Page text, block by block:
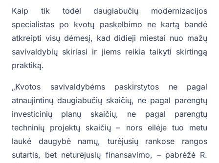
Kaip tik todėl daugiabučių modernizacijos
specialistas po kvotų paskelbimo ne kartą bandė
atkreipti visų dėmesį, kad didieji miestai nuo mažų
savivaldybių skiriasi ir jiems reikia taikyti skirtingą
praktiką.
„Kvotos savivaldybėms paskirstytos ne pagal
atnaujintinų daugiabučių skaičių, ne pagal parengtų
investicinių planų skaičių, ne pagal parengtų
techninių projektų skaičių – nors eilėje tuo metu
laukė daugybė namų, turėjusių rankose rangos
sutartis, bet neturėjusių finansavimo, – pabrėžė R.